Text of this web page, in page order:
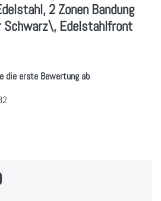
2 Zonen Bandung
Schwarz\, Edelstahlfront
die erste Bewertung ab